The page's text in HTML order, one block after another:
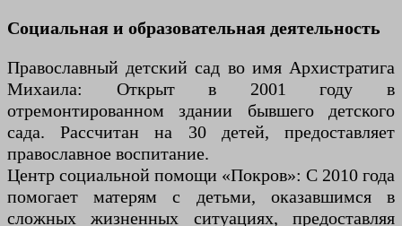
Социальная и образовательная деятельность
Православный детский сад во имя Архистратига
Михаила: Открыт в 2001 году в
отремонтированном здании бывшего детского
сада. Рассчитан на 30 детей, предоставляет
православное воспитание.
Центр социальной помощи «Покров»: С 2010 года
помогает матерям с детьми, оказавшимся в
сложных жизненных ситуациях, предоставляя